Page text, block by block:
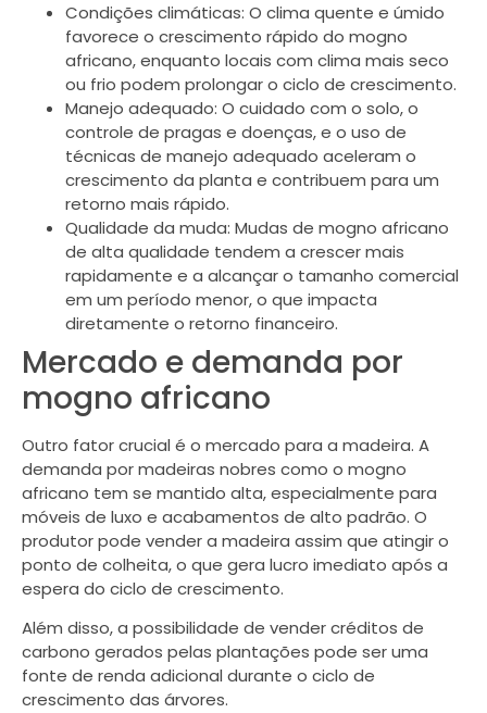
Condições climáticas: O clima quente e úmido
favorece o crescimento rápido do mogno
africano, enquanto locais com clima mais seco
ou frio podem prolongar o ciclo de crescimento.
Manejo adequado: O cuidado com o solo, o
controle de pragas e doenças, e o uso de
técnicas de manejo adequado aceleram o
crescimento da planta e contribuem para um
retorno mais rápido.
Qualidade da muda: Mudas de mogno africano
de alta qualidade tendem a crescer mais
rapidamente e a alcançar o tamanho comercial
em um período menor, o que impacta
diretamente o retorno financeiro.
Mercado e demanda por
mogno africano
Outro fator crucial é o mercado para a madeira. A
demanda por madeiras nobres como o mogno
africano tem se mantido alta, especialmente para
móveis de luxo e acabamentos de alto padrão. O
produtor pode vender a madeira assim que atingir o
ponto de colheita, o que gera lucro imediato após a
espera do ciclo de crescimento.
Além disso, a possibilidade de vender créditos de
carbono gerados pelas plantações pode ser uma
fonte de renda adicional durante o ciclo de
crescimento das árvores.